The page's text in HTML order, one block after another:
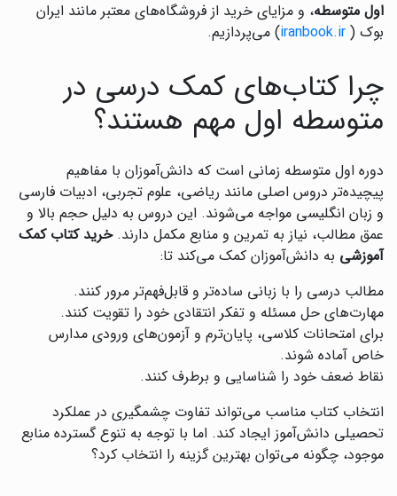
اول متوسطه، و مزایای خرید از فروشگاه‌های معتبر مانند ایران
بوک ( iranbook.ir) می‌پردازیم.
چرا کتاب‌های کمک درسی در
متوسطه اول مهم هستند؟
دوره اول متوسطه زمانی است که دانش‌آموزان با مفاهیم
پیچیده‌تر دروس اصلی مانند ریاضی، علوم تجربی، ادبیات فارسی
و زبان انگلیسی مواجه می‌شوند. این دروس به دلیل حجم بالا و
عمق مطالب، نیاز به تمرین و منابع مکمل دارند.خرید کتاب کمک
آموزشی به دانش‌آموزان کمک می‌کند تا:
مطالب درسی را با زبانی ساده‌تر و قابل‌فهم‌تر مرور کنند.
مهارت‌های حل مسئله و تفکر انتقادی خود را تقویت کنند.
برای امتحانات کلاسی، پایان‌ترم و آزمون‌های ورودی مدارس
خاص آماده شوند.
نقاط ضعف خود را شناسایی و برطرف کنند.
انتخاب کتاب مناسب می‌تواند تفاوت چشمگیری در عملکرد
تحصیلی دانش‌آموز ایجاد کند. اما با توجه به تنوع گسترده منابع
موجود، چگونه می‌توان بهترین گزینه را انتخاب کرد؟